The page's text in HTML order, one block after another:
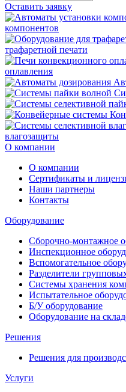
Оставить заявку
компонентов
трафаретной печати
оплавления
влагозащиты
О компании
О компании
Сертификаты и
Наши партнеры
Контакты
Оборудование
Сборочно-монтажное
Инспекционное
Вспомогательное
Разделители
Системы хранения
Испытательное
Б/У оборудование
Оборудование на
Решения
Решения для
Услуги